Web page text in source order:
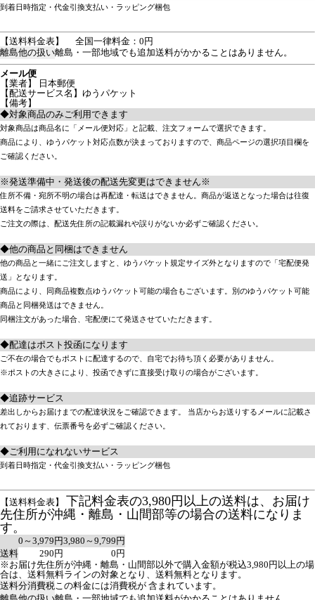
到着日時指定・代金引換支払い・ラッピング梱包
【送料料金表】
全国一律料金：0円
離島他の扱い離島・一部地域でも追加送料がかかることはありません。
メール便
【業者】 日本郵便
【配送サービス名】ゆうパケット
【備考】
◆対象商品のみご利用できます
対象商品は商品名に「メール便対応」と記載、注文フォームで選択できます。
商品により、ゆうパケット対応点数が決まっておりますので、商品ページの選択項目欄を
ご確認ください。
※発送準備中・発送後の配送先変更はできません※
住所不備・宛所不明の場合は再配達・転送はできません。商品が返送となった場合は往復
送料をご請求させていただきます。
ご注文の際は、配送先住所の記載漏れや誤りがないか必ずご確認ください。
◆他の商品と同梱はできません
他の商品と一緒にご注文しますと、ゆうパケット規定サイズ外となりますので「宅配便発
送」となります。
商品により、同商品複数点ゆうパケット可能の場合もございます。別のゆうパケット可能
商品と同梱発送はできません。
同梱注文があった場合、宅配便にて発送させていただきます。
◆配達はポスト投函になります
ご不在の場合でもポストに配達するので、自宅でお待ち頂く必要がありません。
※ポストの大きさにより、投函できずに直接受け取りの場合がございます。
◆追跡サービス
差出しからお届けまでの配達状況をご確認できます。 当店からお送りするメールに記載さ
れております、伝票番号を必ずご確認ください。
◆ご利用になれないサービス
到着日時指定・代金引換支払い・ラッピング梱包
【送料料金表】
下記料金表の3,980円以上の送料は、お届け
先住所が沖縄・離島・山間部等の場合の送料になりま
す。
0～3,979円3,980～9,799円
送料
290円
0円
※お届け先住所が沖縄・離島・山間部以外で購入金額が税込3,980円以上の場
合は、送料無料ラインの対象となり、送料無料となります。
送料分消費税この料金には消費税が 含まれています。